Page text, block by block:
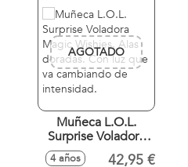
AGOTADO
Muñeca L.O.L.
Surprise Voladora
Magic Wishies.
4 años 42,95 €